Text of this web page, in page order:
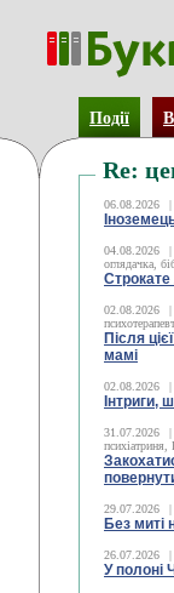
Події
Re:
06.08.2026 |
04.08.2026 |
оглядачка,
Строкате
02.08.2026 |
Після
мамі
02.08.2026 |
Інтриги,
31.07.2026 |
психіатриня,
29.07.2026 |
Без миті
26.07.2026 |
У полоні